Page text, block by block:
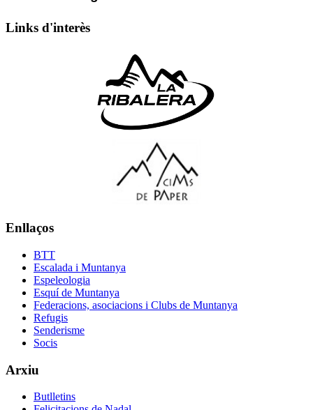
Links d'interès
Enllaços
BTT
Escalada i Muntanya
Espeleologia
Esquí de Muntanya
Federacions, asociacions i Clubs de Muntanya
Refugis
Senderisme
Socis
Arxiu
Butlletins